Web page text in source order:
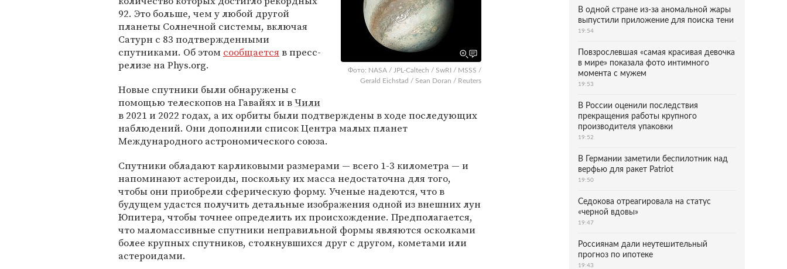
Фото: NASA / JPL-Caltech / SwRI / MSSS /
Gerald Eichstad / Sean Doran / Reuters
92. Это больше, чем у любой другой
планеты Солнечной системы, включая
Сатурн с 83 подтвержденными
спутниками. Об этом сообщаетсяв пресс-
релизе на Phys.org.
Новые спутники были обнаружены с
помощью телескопов на Гавайях и вЧили
в 2021 и 2022 годах, а их орбиты были подтверждены в ходе последующих
наблюдений. Они дополнили список Центра малых планет
Международного астрономического союза.
Спутники обладают карликовыми размерами — всего 1-3 километра — и
напоминают астероиды, поскольку их масса недостаточна для того,
чтобы они приобрели сферическую форму. Ученые надеются, что в
будущем удастся получить детальные изображения одной из внешних лун
Юпитера, чтобы точнее определить их происхождение. Предполагается,
что маломассивные спутники неправильной формы являются осколками
более крупных спутников, столкнувшихся друг с другом, кометами или
астероидами.
В одной стране из-за аномальной жары
выпустили приложение для поиска тени
19:54
Повзрослевшая «самая красивая девочка
в мире» показала фото интимного
момента с мужем
19:53
В России оценили последствия
прекращения работы крупного
производителя упаковки
19:52
В Германии заметили беспилотник над
верфью для ракет Patriot
19:50
Седокова отреагировала на статус
«черной вдовы»
19:47
Россиянам дали неутешительный
прогноз по ипотеке
19:43